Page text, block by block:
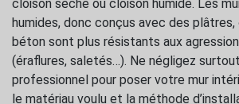
cloison sèche ou cloison humide. Les
humides, donc conçus avec des plâtres,
béton sont plus résistants aux
(éraflures, saletés…). Ne négligez surtout
professionnel pour poser votre mur
le matériau voulu et la méthode